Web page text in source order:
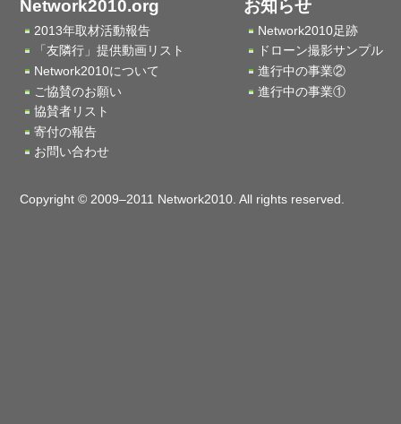
Network2010.org
2013年取材活動報告
「友隣行」提供動画リスト
Network2010について
ご協賛のお願い
協賛者リスト
寄付の報告
お問い合わせ
お知らせ
Network2010足跡
ドローン撮影サンプル
進行中の事業②
進行中の事業①
Copyright © 2009–2011 Network2010. All rights reserved.